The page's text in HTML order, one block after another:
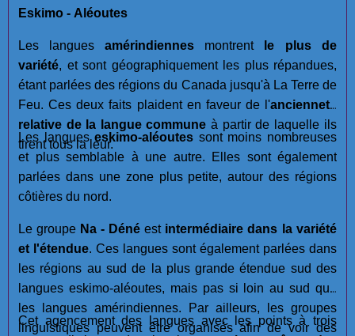
Eskimo - Aléoutes
Les langues amérindiennes montrent
le plus de
variété, et sont géographiquement les plus répandues,
étant parlées des régions du Canada jusqu'à La Terre de
Feu. Ces deux faits plaident en faveur de l'ancienneté
relative de la langue commune à partir de laquelle ils
tirent tous la leur.
Les langueseskimo-aléoutes sont moins nombreuses
et plus semblable à une autre. Elles sont également
parlées dans une zone plus petite, autour des régions
côtières du nord.
Le groupe Na - Déné est intermédiaire dans la variété
et l'étendue. Ces langues sont également parlées dans
les régions au sud de la plus grande étendue sud des
langues eskimo-aléoutes, mais pas si loin au sud que
les langues amérindiennes. Par ailleurs, les groupes
linguistiques peuvent être organisés afin de voir des
Cet agencement des langues avec les points à trois